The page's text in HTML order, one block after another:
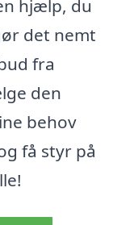
hjælp, du
det nemt
fra
den
behov
få styr på